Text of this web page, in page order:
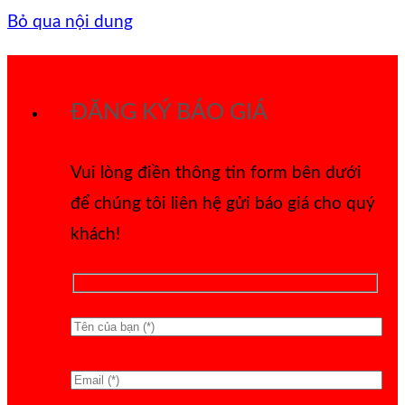
Bỏ qua nội dung
ĐĂNG KÝ BÁO GIÁ
Vui lòng điền thông tin form bên dưới
để chúng tôi liên hệ gửi báo giá cho quý
khách!